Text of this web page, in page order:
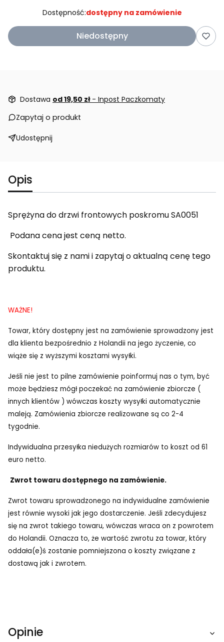
Dostępność:dostępny na zamówienie
Niedostępny
Dostawa od 19,50 zł - Inpost Paczkomaty
Zapytaj o produkt
Udostępnij
Opis
Sprężyna do drzwi frontowych poskromu SA0051
Podana cena jest ceną netto.
Skontaktuj się z nami i zapytaj o aktualną cenę tego
produktu.
WAŻNE!
Towar, który dostępny jest na zamówienie sprowadzony jest
dla klienta bezpośrednio z Holandii na jego życzenie, co
wiąże się z wyższymi kosztami wysyłki.
Jeśli nie jest to pilne zamówienie poinformuj nas o tym, być
może będziesz mógł poczekać na zamówienie zbiorcze (
innych klientów ) wówczas koszty wysyłki automatycznie
maleją. Zamówienia zbiorcze realizowane są co 2-4
tygodnie.
Indywidualna przesyłka niedużych rozmiarów to koszt od 61
euro netto.
Zwrot towaru dostępnego na zamówienie.
Zwrot towaru sprowadzonego na indywidualne zamówienie
jest równie wysoki jak jego dostarczenie. Jeśli zdecydujesz
się na zwrot takiego towaru, wówczas wraca on z powrotem
do Holandii. Oznacza to, że wartość zwrotu za towar, który
oddała(e)ś zostanie pomniejszona o koszty związane z
dostawą jak i zwrotem.
Opinie